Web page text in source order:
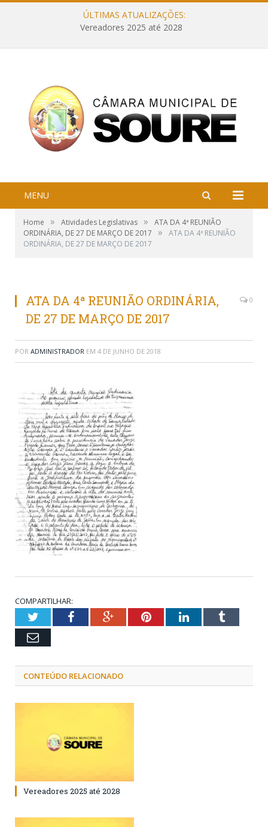
ÚLTIMAS ATUALIZAÇÕES:
Vereadores 2025 até 2028
MENU
Home » Atividades Legislativas »
ATA DA 4ª REUNIÃO
ORDINÁRIA, DE 27 DE MARÇO DE 2017
»
ATA DA 4ª REUNIÃO
ORDINÁRIA, DE 27 DE MARÇO DE 2017
ATA DA 4ª REUNIÃO ORDINÁRIA,
DE 27 DE MARÇO DE 2017
0
POR ADMINISTRADOR EM 4 DE JUNHO DE 2018
COMPARTILHAR:
TwitterFacebookGoogle+PinterestLinkedInTumblr
Email
CONTEÚDO RELACIONADO
Vereadores 2025 até 2028